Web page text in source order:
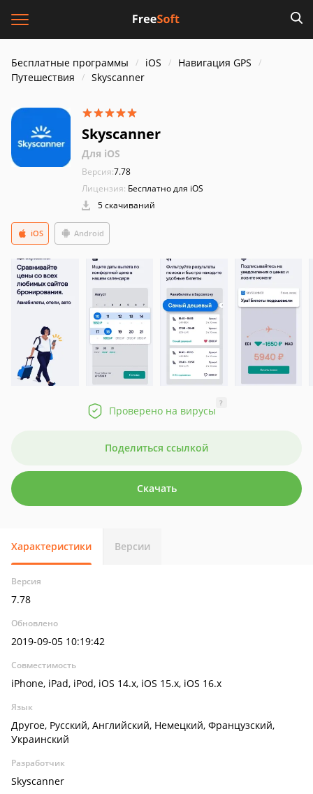
Бесплатные программы iOS
Навигация GPS
Путешествия
Skyscanner
Skyscanner
Для iOS
Версия:7.78
Лицензия: Бесплатно для iOS
5 скачиваний
Android
iOS
Проверено на вирусы
?
Поделиться ссылкой
Скачать
Характеристики Версии
Версия
7.78
Обновлено
2019-09-05 10:19:42
Совместимость
iPhone, iPad, iPod, iOS 14.x, iOS 15.x, iOS 16.x
Язык
Другое, Русский, Английский, Немецкий, Французский,
Украинский
Разработчик
Skyscanner